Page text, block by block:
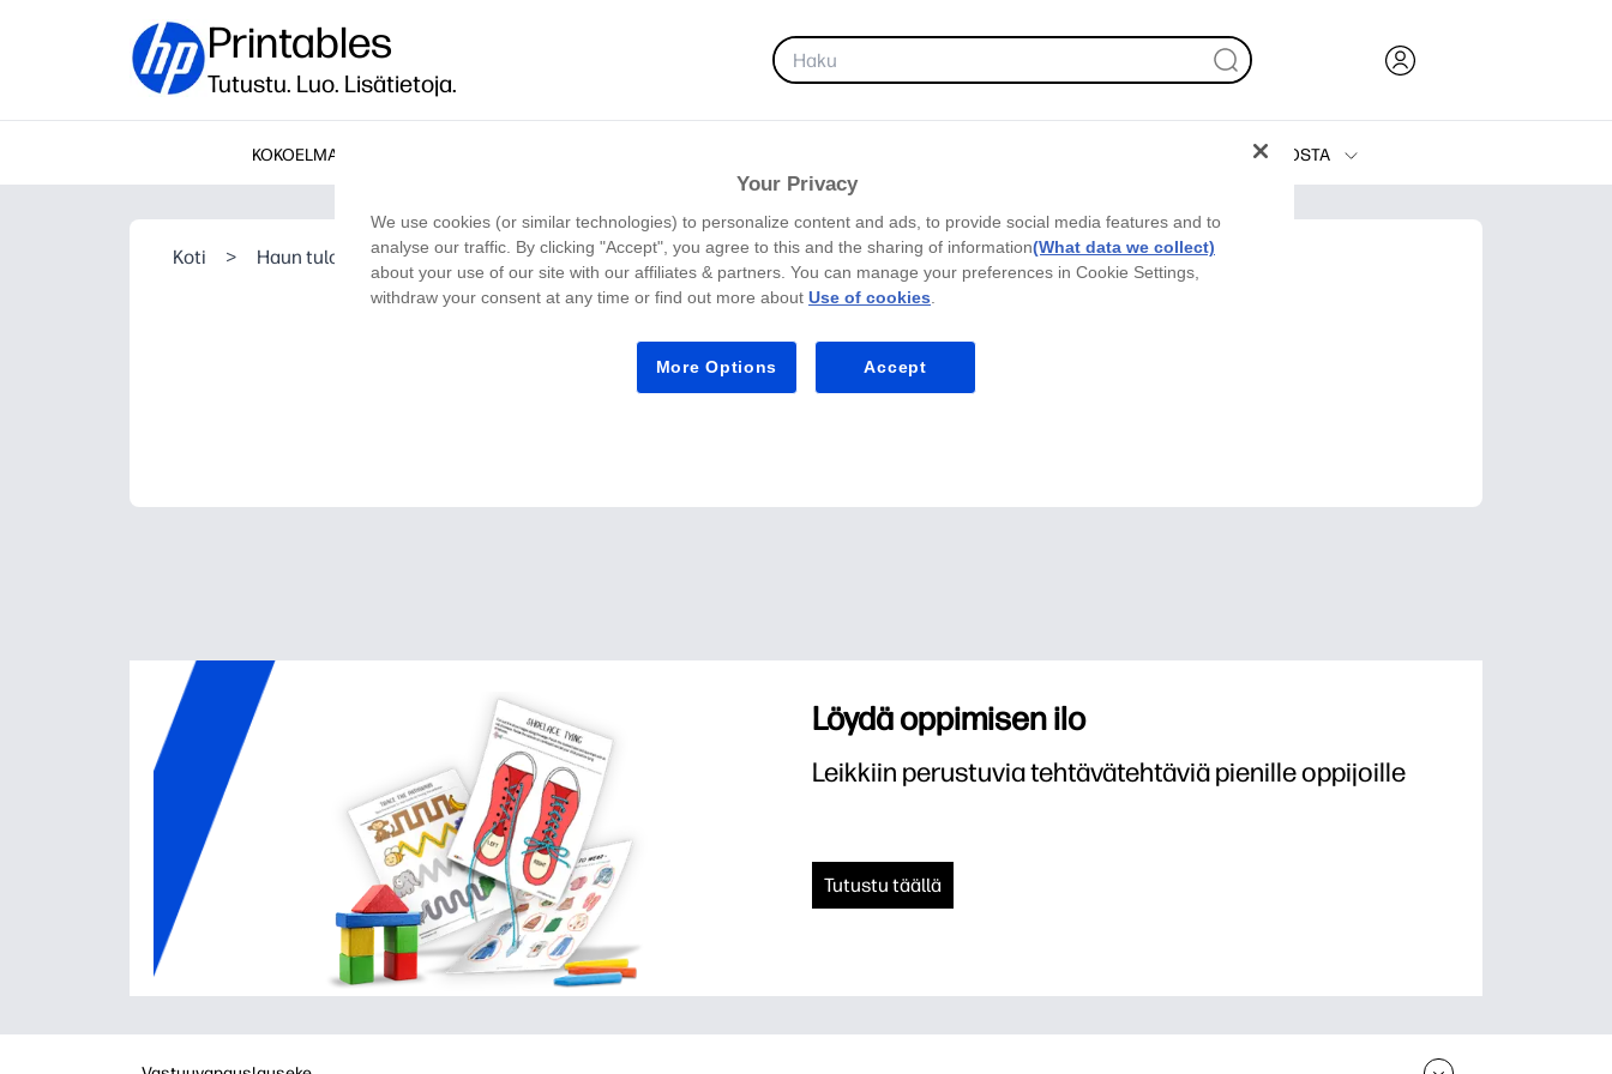
Printables
Tutustu. Luo. Lisätietoja.
KOKOELMAT
OSTA
Tulostimet
Koti > Haun tulos
Löydä oppimisen ilo
Leikkiin perustuvia tehtävätehtäviä pienille oppijoille
Tutustu täällä
Your Privacy
We use cookies (or similar technologies) to personalize content and ads, to provide social media features and to
analyse our traffic. By clicking "Accept", you agree to this and the sharing of information(What data we collect)
about your use of our site with our affiliates & partners. You can manage your preferences in Cookie Settings,
withdraw your consent at any time or find out more about Use of cookies.
More Options Accept